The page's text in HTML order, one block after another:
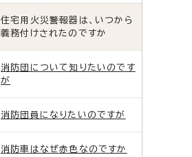
住宅用火災警報器は、いつから
義務付けされたのですか
消防団について知りたいのです
が
消防団員になりたいのですが
消防車はなぜ赤色なのですか